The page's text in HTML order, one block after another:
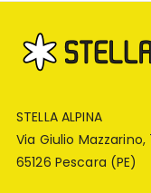
STELLA ALPINA
Via Giulio Mazzarino,
65126 Pescara (PE)